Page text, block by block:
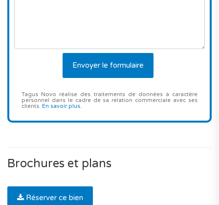
Tagus Novo réalise des traitements de données à caractère
personnel dans le cadre de sa relation commerciale avec ses
clients. En savoir plus.
Brochures et plans
Réserver ce bien